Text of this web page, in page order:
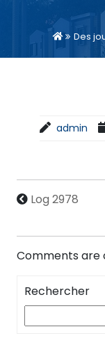
Des
admin
Log 2978
Comments are
Rechercher